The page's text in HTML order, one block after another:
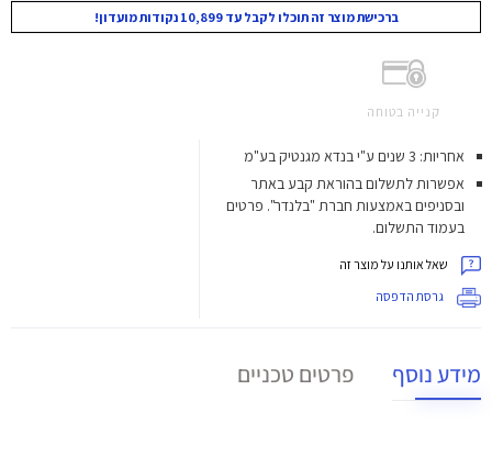
ברכישת מוצר זה תוכלו לקבל עד 10,899 נקודות מועדון!
קנייה בטוחה
אחריות: 3 שנים ע"י בנדא מגנטיק בע"מ
אפשרות לתשלום בהוראת קבע באתר
ובסניפים באמצעות חברת "בלנדר". פרטים
בעמוד התשלום.
שאל אותנו על מוצר זה
גרסת הדפסה
מידע נוסף פרטים טכניים